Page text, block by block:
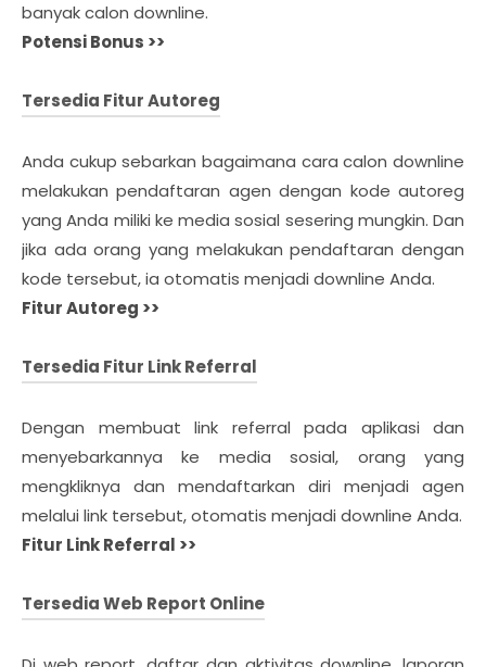
banyak calon downline.
Potensi Bonus >>
Tersedia Fitur Autoreg
Anda cukup sebarkan bagaimana cara calon downline
melakukan pendaftaran agen dengan kode autoreg
yang Anda miliki ke media sosial sesering mungkin. Dan
jika ada orang yang melakukan pendaftaran dengan
kode tersebut, ia otomatis menjadi downline Anda.
Fitur Autoreg >>
Tersedia Fitur Link Referral
Dengan membuat link referral pada aplikasi dan
menyebarkannya ke media sosial, orang yang
mengkliknya dan mendaftarkan diri menjadi agen
melalui link tersebut, otomatis menjadi downline Anda.
Fitur Link Referral >>
Tersedia Web Report Online